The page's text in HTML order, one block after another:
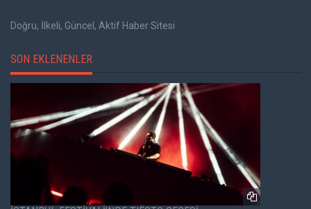
Doğru, İlkeli, Güncel, Aktif Haber Sitesi
SON EKLENENLER